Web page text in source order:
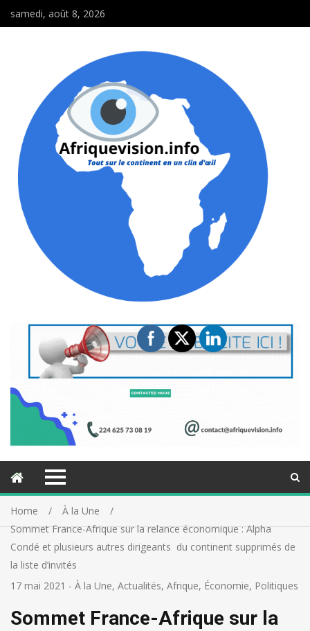
samedi, août 8, 2026
Home
À la Une
Sommet France-Afrique sur la relance économique : Alpha
Condé et plusieurs autres dirigeants du continent supprimés de
la liste d’invités
17 mai 2021 - À la Une, Actualités, Afrique, Économie, Politiques
Sommet France-Afrique sur la